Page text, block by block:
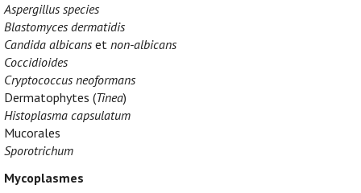
Aspergillus species
Blastomyces dermatidis
Candida albicans et non-albicans
Coccidioides
Cryptococcus neoformans
Dermatophytes (Tinea)
Histoplasma capsulatum
Mucorales
Sporotrichum
Mycoplasmes